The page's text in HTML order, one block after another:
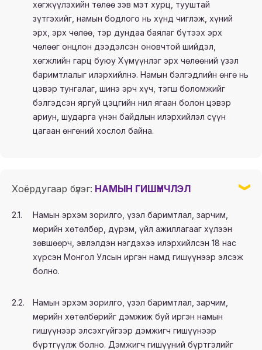
хөгжүүлэхийн төлөө зэв мэт хурц, тууштай
зүтгэхийг, намын бодлого нь хүнд чиглэж, хүний
эрх, эрх чөлөө, тэр дундаа баялаг бүтээх эрх
чөлөөг онцлон дээдэлсэн оновчтой шийдэл,
хөгжлийн гарц буюу Хүмүүнлэг эрх чөлөөний үзэл
баримтлалыг илэрхийлнэ. Намын бэлгэдлийн өнгө нь
цэвэр тунгалаг, шинэ эрч хүч, тэгш боломжийг
бэлгэдсэн яргуй цэцгийн нил ягаан болон цэвэр
ариун, шударга үнэн байдлын илэрхийлэл сүүн
цагаан өнгөний хослол байна.
Хоёрдугаар бүлэг: НАМЫН ГИШҮҮНЧЛЭЛ
2.1.
Намын эрхэм зорилго, үзэл баримтлал, зарчим,
мөрийн хөтөлбөр, дүрэм, үйл ажиллагааг хүлээн
зөвшөөрч, эвлэлдэн нэгдэхээ илэрхийлсэн 18 нас
хүрсэн Монгол Улсын иргэн намд гишүүнээр элсэж
болно.
2.2.
Намын эрхэм зорилго, үзэл баримтлал, зарчим,
мөрийн хөтөлбөрийг дэмжиж буй иргэн намын
гишүүнээр элсэхгүйгээр дэмжигч гишүүнээр
бүртгүүлж болно. Дэмжигч гишүүний бүртгэлийг